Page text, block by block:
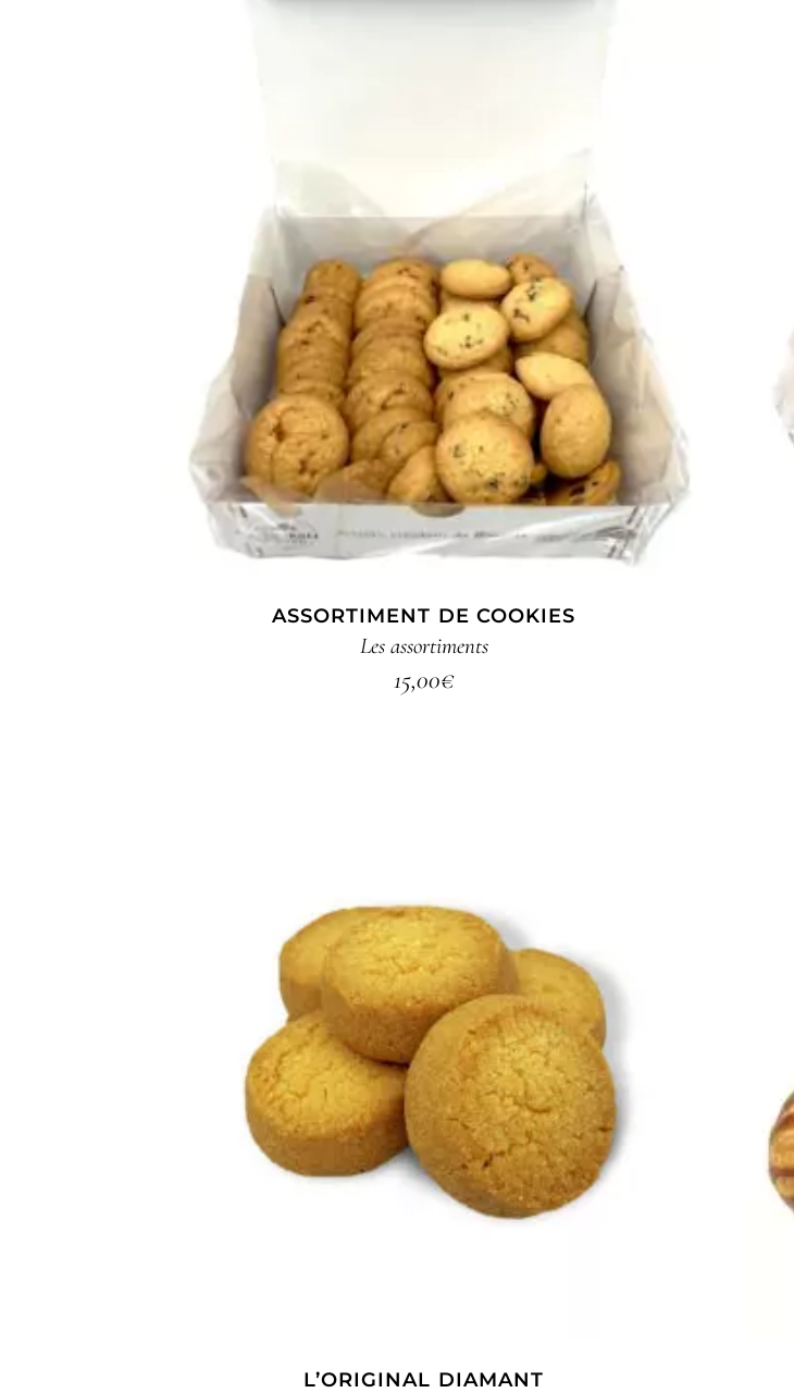
AJOUTER AU PANIER
ASSORTIMENT DE COOKIES
Les assortiments
15,00€
AJOUTER AU PANIER
L’ORIGINAL DIAMANT